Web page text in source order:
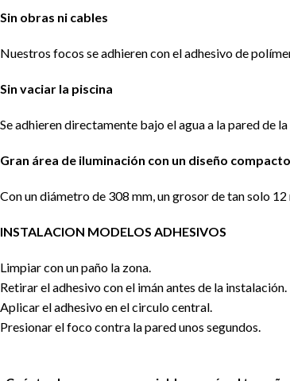
Sin obras ni cables
Nuestros focos se adhieren con el adhesivo de
Sin vaciar la piscina
Se adhieren directamente bajo el agua a la pared de
Gran área de iluminación con un diseño compacto
Con un diámetro de 308 mm, un grosor de tan solo
INSTALACION MODELOS ADHESIVOS
Limpiar con un paño la zona.
Retirar el adhesivo con el imán antes de la instalación.
Aplicar el adhesivo en el circulo central.
Presionar el foco contra la pared unos segundos.